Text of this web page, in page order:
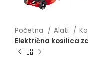
Početna Alati
Električna kosilica